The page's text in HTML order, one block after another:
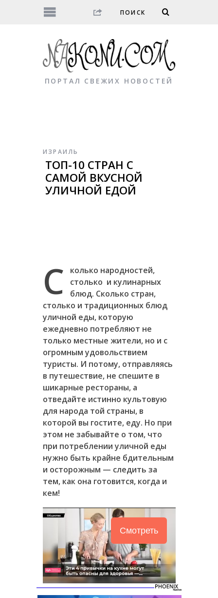
ПОРТАЛ СВЕЖИХ НОВОСТЕЙ
ИЗРАИЛЬ
ТОП-10 СТРАН С
САМОЙ ВКУСНОЙ
УЛИЧНОЙ ЕДОЙ
С
колько народностей,
столько и кулинарных
блюд. Сколько стран,
столько и традиционных блюд
уличной еды, которую
ежедневно потребляют не
только местные жители, но и с
огромным удовольствием
туристы. И потому, отправляясь
в путешествие, не спешите в
шикарные рестораны, а
отведайте истинно культовую
для народа той страны, в
которой вы гостите, еду. Но при
этом не забывайте о том, что
при потреблении уличной еды
нужно быть крайне бдительным
и осторожным — следить за
тем, как она готовится, когда и
кем!
Смотреть